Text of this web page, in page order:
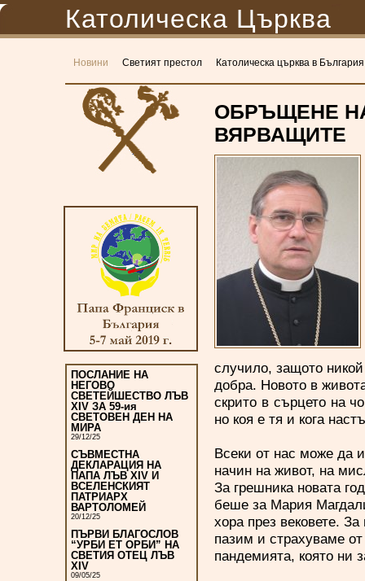
Католическа Църква
Новини Светият престол Католическа църква в България
ПОСЛАНИЕ НА
НЕГОВО
СВЕТЕЙШЕСТВО ЛЪВ
XIV ЗА 59-ия
СВЕТОВЕН ДЕН НА
МИРА
29/12/25
СЪВМЕСТНА
ДЕКЛАРАЦИЯ НА
ПАПА ЛЪВ XIV И
ВСЕЛЕНСКИЯТ
ПАТРИАРХ
ВАРТОЛОМЕЙ
20/12/25
ПЪРВИ БЛАГОСЛОВ
“УРБИ ЕТ ОРБИ” НА
СВЕТИЯ ОТЕЦ ЛЪВ
XIV
09/05/25
ОБРЪЩЕНЕ
ВЯРВАЩИТЕ
случило, защото
добра. Новото в
скрито в сърцето на
но коя е тя и кога
Всеки от нас може да
начин на живот, на
За грешника новата
беше за Мария
хора през вековете.
пазим и страхуваме
пандемията, която ни